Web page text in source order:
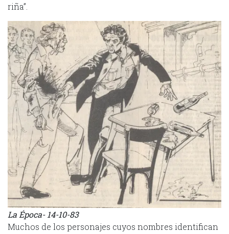
riña”.
La Época- 14-10-83
Muchos de los personajes cuyos nombres identifican